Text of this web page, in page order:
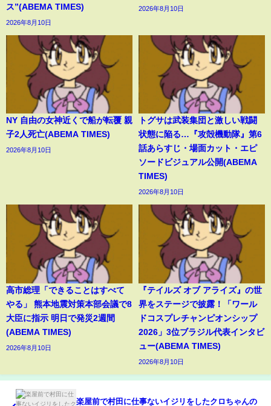
ス”(ABEMA TIMES)
2026年8月10日
2026年8月10日
NY 自由の女神近くで船が転覆 親
子2人死亡(ABEMA TIMES)
2026年8月10日
トグサは武装集団と激しい戦闘
状態に陥る…『攻殻機動隊』第6
話あらすじ・場面カット・エピ
ソードビジュアル公開(ABEMA
TIMES)
2026年8月10日
高市総理「できることはすべて
やる」 熊本地震対策本部会議で8
大臣に指示 明日で発災2週間
(ABEMA TIMES)
2026年8月10日
『テイルズ オブ アライズ』の世
界をステージで披露！「ワール
ドコスプレチャンピオンシップ
2026」3位ブラジル代表インタビ
ュー(ABEMA TIMES)
2026年8月10日
楽屋前で村田に仕事ないイジリをしたクロちゃんの